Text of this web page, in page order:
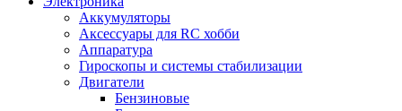
Аккумуляторы
Аксессуары для RC хобби
Аппаратура
Гироскопы и системы стабилизации
Двигатели
Бензиновые